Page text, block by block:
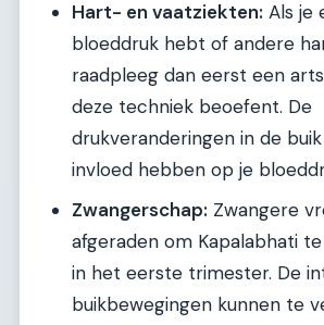
Hart- en vaatziekten: Als je
bloeddruk hebt of andere
raadpleeg dan eerst een
deze techniek beoefent. De
drukveranderingen in de
invloed hebben op je
Zwangerschap: Zwangere
afgeraden om Kapalabhati
in het eerste trimester. De
buikbewegingen kunnen te